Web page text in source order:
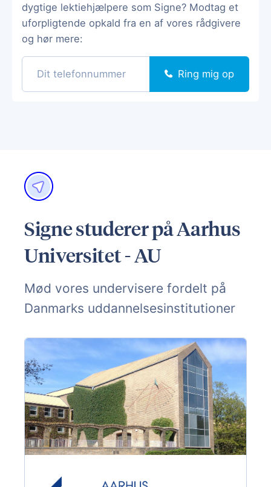
dygtige lektiehjælpere som Signe? Modtag et
uforpligtende opkald fra en af vores rådgivere
og hør mere:
Ring mig op
Signe studerer på Aarhus
Universitet - AU
Mød vores undervisere fordelt på
Danmarks uddannelsesinstitutioner